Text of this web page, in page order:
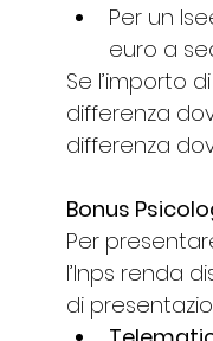
Per un
euro a
Se l’importo
differenza
differenza
Bonus
Per
l’Inps renda
di